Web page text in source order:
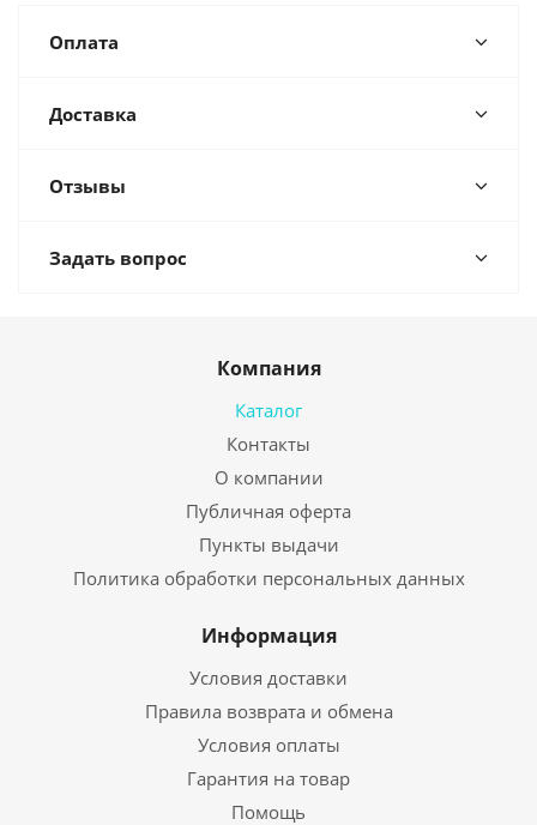
Оплата
Доставка
Отзывы
Задать вопрос
Компания
Каталог
Контакты
О компании
Публичная оферта
Пункты выдачи
Политика обработки персональных данных
Информация
Условия доставки
Правила возврата и обмена
Условия оплаты
Гарантия на товар
Помощь